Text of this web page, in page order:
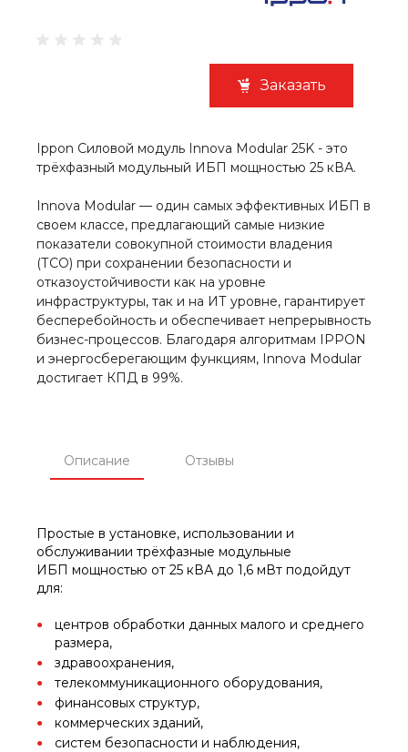
Заказать
Ippon Силовой модуль Innova Modular 25K - это
трёхфазный модульный ИБП мощностью 25 кВА.
Innova Modular — один самых эффективных ИБП в
своем классе, предлагающий самые низкие
показатели совокупной стоимости владения
(ТСО) при сохранении безопасности и
отказоустойчивости как на уровне
инфраструктуры, так и на ИТ уровне, гарантирует
бесперебойность и обеспечивает непрерывность
бизнес-процессов. Благодаря алгоритмам IPPON
и энергосберегающим функциям, Innova Modular
достигает КПД в 99%.
Описание Отзывы
Простые в установке, использовании и
обслуживании трёхфазные модульные
ИБП мощностью от 25 кВА до 1,6 мВт подойдут
для:
центров обработки данных малого и среднего
размера,
здравоохранения,
телекоммуникационного оборудования,
финансовых структур,
коммерческих зданий,
систем безопасности и наблюдения,